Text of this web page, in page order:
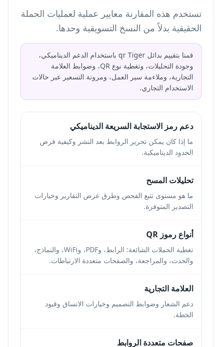
تستخدم هذه المقارنة معايير عملية لعمليات الحملة
الحقيقية بدلاً من النسخ التسويقية وحدها.
قمنا بتقييم بدائل qr Tiger باستخدام الدعم الديناميكي،
وجودة التحليلات، وتغطية نوع QR، وضوابط العلامة
التجارية، وملاءمة سير العمل، ومرونة التسعير عبر حالات
الاستخدام التجاري.
دعم رمز الاستجابة السريعة الديناميكي
ما إذا كان يمكن تحرير الروابط بعد النشر وكيفية فرض
الحدود الديناميكية.
تحليلات المسح
ما هو مستوى تتبع الفحص وطرق عرض التقارير وخيارات
التصدير المتوفرة.
أنواع رموز QR
تغطية الحملات الشائعة: الرابط، وPDF، وWiFi، والنماذج،
والحدث، والمراجعة، والصفحات متعددة الارتباطات.
العلامة التجارية
دعم الشعار وضوابط التصميم وخيارات الاتساق وقيود
الخطة.
صفحات متعددة الروابط